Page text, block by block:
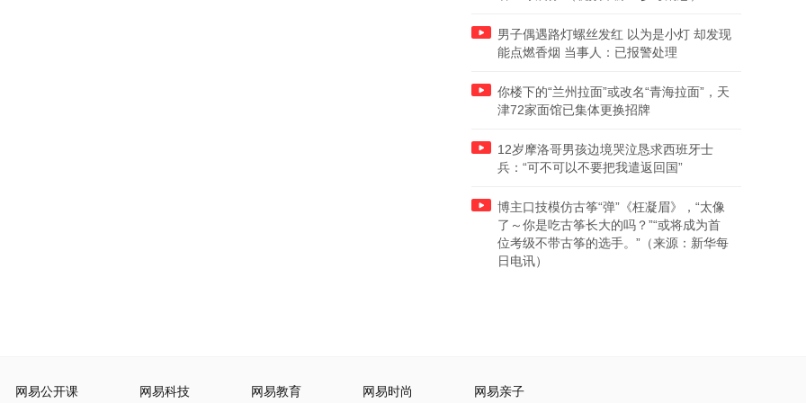
男子偶遇路灯螺丝发红 以为是小灯 却发现
能点燃香烟 当事人：已报警处理
你楼下的“兰州拉面”或改名“青海拉面”，天
津72家面馆已集体更换招牌
12岁摩洛哥男孩边境哭泣恳求西班牙士
兵：“可不可以不要把我遣返回国”
博主口技模仿古筝“弹”《枉凝眉》，“太像
了～你是吃古筝长大的吗？”“或将成为首
位考级不带古筝的选手。”（来源：新华每
日电讯）
网易公开课 网易科技 网易教育 网易时尚 网易亲子